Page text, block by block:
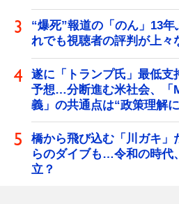
“爆死”報道の「のん」13
れでも視聴者の評判が上々
遂に「トランプ氏」最低支
予想…分断進む米社会、「
義」の共通点は“政策理解
橋から飛び込む「川ガキ
らのダイブも…令和の時代
立？